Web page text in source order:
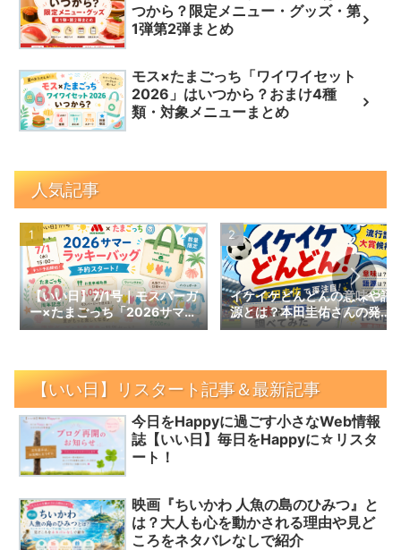
つから？限定メニュー・グッズ・第
1弾第2弾まとめ
モス×たまごっち「ワイワイセット
2026」はいつから？おまけ4種
類・対象メニューまとめ
人気記事
【いい日】7/1号｜モスバーガ
ー×たまごっち「2026サマー
ラッキーバッグ」予約スター
イケイケどんどんの意味や語
源とは？本田圭佑さんの発言
で話題の言葉を調べてみた｜
【いい日】リスタート記事＆最新記事
今日をHappyに過ごす小さなWeb情報
誌【いい日】毎日をHappyに☆リスタ
ート！
映画『ちいかわ 人魚の島のひみつ』と
は？大人も心を動かされる理由や見ど
ころをネタバレなしで紹介